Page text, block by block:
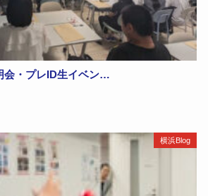
会・プレID生イベン…
横浜Blog